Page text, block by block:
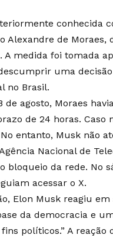
conhecida
Alexandre de
A medida foi tomada
uma
no Brasil.
de agosto, Moraes
de 24 horas.
entanto, Musk não
Nacional de
bloqueio da rede. No
acessar o X.
Elon Musk reagiu
da democracia e
políticos.” A